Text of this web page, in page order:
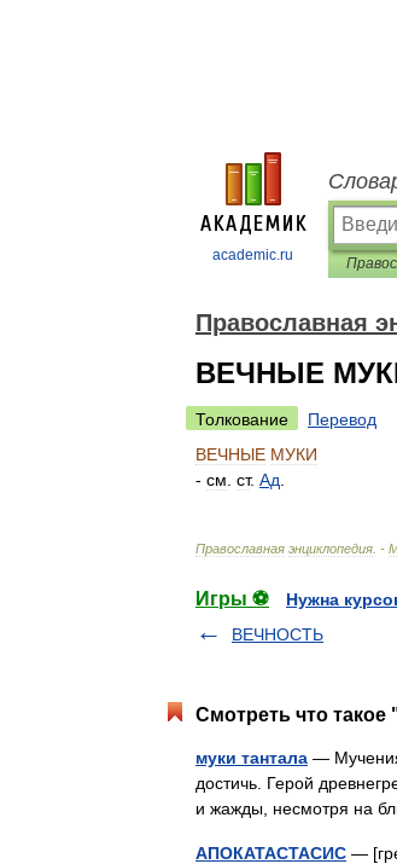
academic.ru
Православная
ВЕЧНЫЕ
Толкование
Перевод
ВЕЧНЫЕ МУКИ
- см ст. Ад
Православная энциклопедия . -
Игры ⚽
Нужна
ВЕЧНОСТЬ
Смотреть что
муки тантала —
достичь. Герой
и жажды, несмотря на
АПОКАТАСТАСИС —